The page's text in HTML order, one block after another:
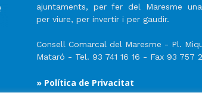
ajuntaments, per fer del Maresme
per viure, per invertir i per gaudir.
Consell Comarcal del Maresme - Pl.
Mataró - Tel. 93 741 16 16 - Fax 93 757
» Política de Privacitat